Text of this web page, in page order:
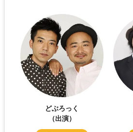
どぶろっく
（出演）